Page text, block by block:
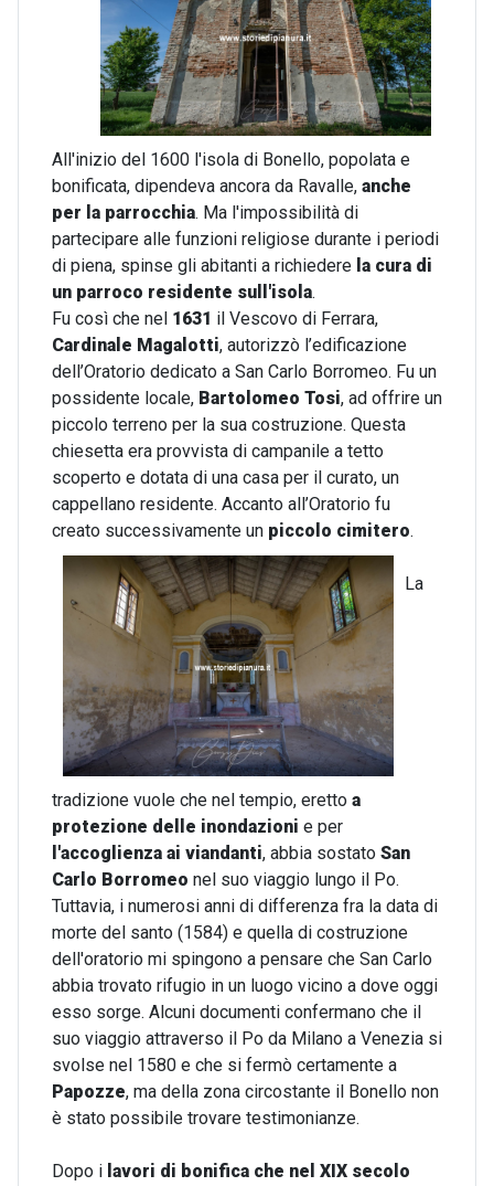
All'inizio del 1600 l'isola di Bonello, popolata e
bonificata, dipendeva ancora da Ravalle, anche
per la parrocchia. Ma l'impossibilità di
partecipare alle funzioni religiose durante i periodi
di piena, spinse gli abitanti a richiedere la cura di
un parroco residente sull'isola.
Fu così che nel 1631 il Vescovo di Ferrara,
Cardinale Magalotti, autorizzò l’edificazione
dell’Oratorio dedicato a San Carlo Borromeo. Fu un
possidente locale, Bartolomeo Tosi, ad offrire un
piccolo terreno per la sua costruzione. Questa
chiesetta era provvista di campanile a tetto
scoperto e dotata di una casa per il curato, un
cappellano residente. Accanto all’Oratorio fu
creato successivamente un piccolo cimitero.
La
tradizione vuole che nel tempio, eretto a
protezione delle inondazioni e per
l'accoglienza ai viandanti, abbia sostato San
Carlo Borromeo nel suo viaggio lungo il Po.
Tuttavia, i numerosi anni di differenza fra la data di
morte del santo (1584) e quella di costruzione
dell'oratorio mi spingono a pensare che San Carlo
abbia trovato rifugio in un luogo vicino a dove oggi
esso sorge. Alcuni documenti confermano che il
suo viaggio attraverso il Po da Milano a Venezia si
svolse nel 1580 e che si fermò certamente a
Papozze, ma della zona circostante il Bonello non
è stato possibile trovare testimonianze.
Dopo i lavori di bonifica che nel XIX secolo